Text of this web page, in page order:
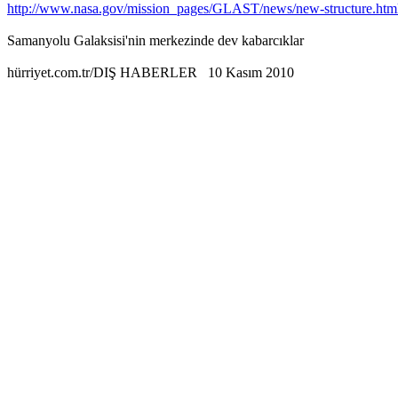
http://www.nasa.gov/mission_pages/GLAST/news/new-
Samanyolu Galaksisi'nin merkezinde dev kabarcıklar
hürriyet.com.tr/DIŞ HABERLER 10 Kasım 2010